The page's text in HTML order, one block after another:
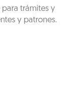
trámites y
y patrones.